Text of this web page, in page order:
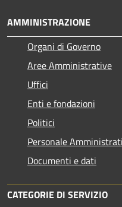
AMMINISTRAZIONE
Organi di Governo
Aree Amministrative
Uffici
Enti e fondazioni
Politici
Personale
Documenti e dati
CATEGORIE DI SERVIZIO